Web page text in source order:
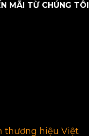
MÃI TỪ CHÚNG TÔI
thương hiệu Việt